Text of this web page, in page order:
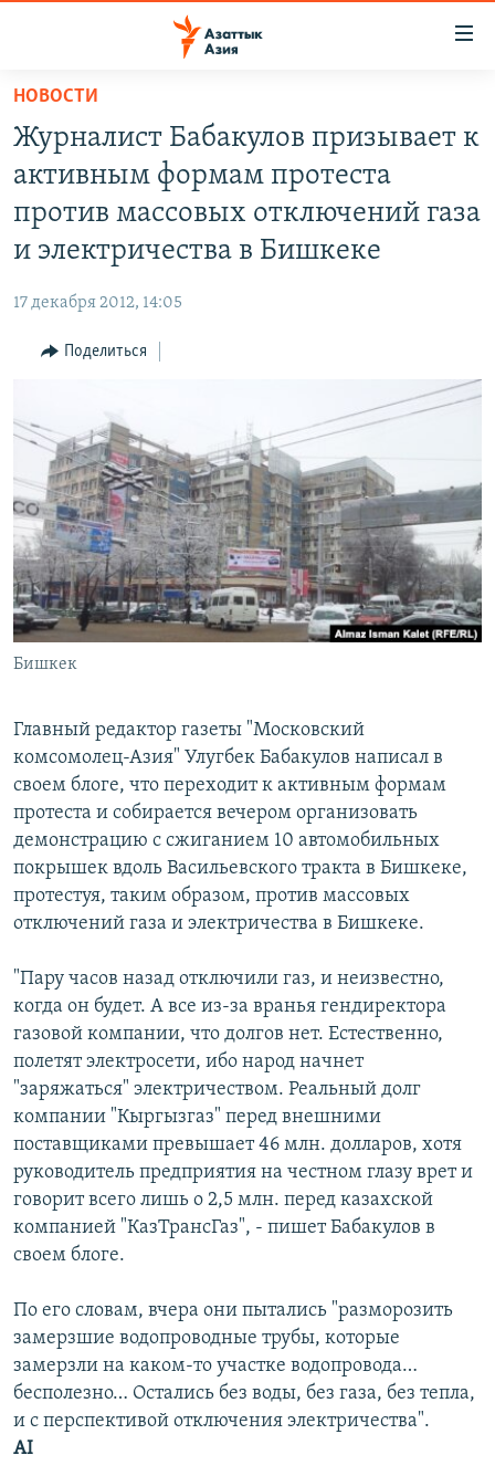
Вернуться
основному
содержанию
главной
Вернутся
поиску
КАЗАХСТАН
НОВОСТИ
ВОЙНА В УКРАИНЕ
КЫРГЫЗЧА
ЎЗБЕКЧА
TÜRKMENÇE
ПОДПИШИТЕСЬ НА НАС В СОЦСЕТЯХ
НОВОСТИ
Журналист Бабакулов призывает к
активным формам протеста
против массовых отключений газа
и электричества в Бишкеке
17 декабря 2012, 14:05
Поделиться
Бишкек
Главный редактор газеты "Московский
комсомолец-Азия" Улугбек Бабакулов написал в
своем блоге, что переходит к активным формам
протеста и собирается вечером организовать
демонстрацию с сжиганием 10 автомобильных
покрышек вдоль Васильевского тракта в Бишкеке,
протестуя, таким образом, против массовых
отключений газа и электричества в Бишкеке.
"Пару часов назад отключили газ, и неизвестно,
когда он будет. А все из-за вранья гендиректора
газовой компании, что долгов нет. Естественно,
полетят электросети, ибо народ начнет
"заряжаться" электричеством. Реальный долг
компании "Кыргызгаз" перед внешними
поставщиками превышает 46 млн. долларов, хотя
руководитель предприятия на честном глазу врет и
говорит всего лишь о 2,5 млн. перед казахской
компанией "КазТрансГаз", - пишет Бабакулов в
своем блоге.
По его словам, вчера они пытались "разморозить
замерзшие водопроводные трубы, которые
замерзли на каком-то участке водопровода…
бесполезно… Остались без воды, без газа, без тепла,
и с перспективой отключения электричества".
AI